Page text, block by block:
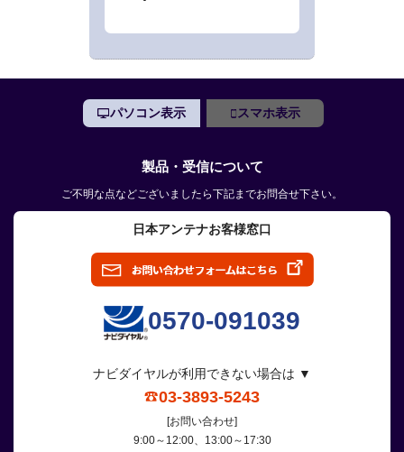
パソコン表示 スマホ表示
製品・受信について
ご不明な点などございましたら下記までお問合せ下さい。
日本アンテナお客様窓口
0570-091039
ナビダイヤルが利用できない場合は ▼
03-3893-5243
[お問い合わせ]
9:00～12:00、13:00～17:30